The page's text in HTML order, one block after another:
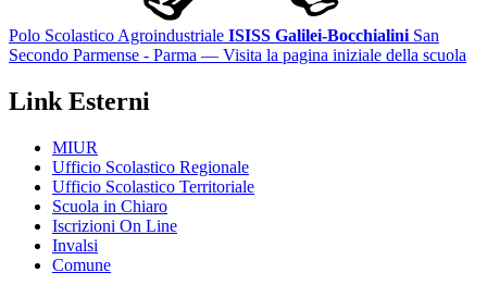
Polo Scolastico Agroindustriale ISISS Galilei-Bocchialini San
Secondo Parmense - Parma — Visita la pagina iniziale della scuola
Link Esterni
MIUR
Ufficio Scolastico Regionale
Ufficio Scolastico Territoriale
Scuola in Chiaro
Iscrizioni On Line
Invalsi
Comune